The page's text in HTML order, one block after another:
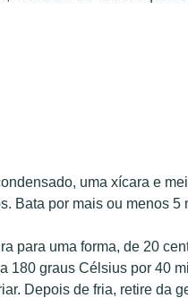
uma xícara e
Bata por mais ou menos 5
para uma forma, de 20
180 graus Célsius por 40
Depois de fria, retire da